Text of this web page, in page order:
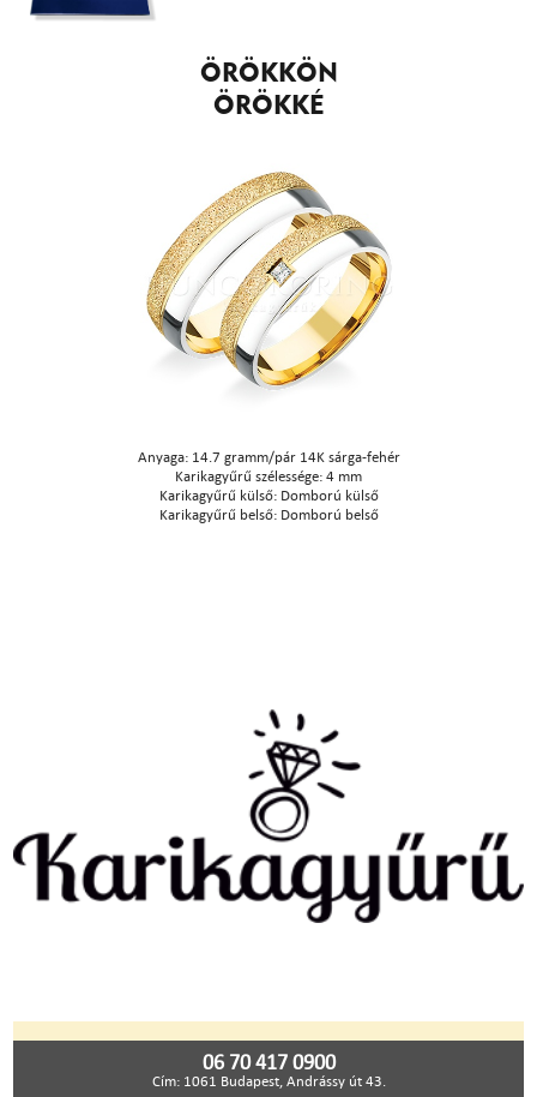
ÖRÖKKÖN
ÖRÖKKÉ
Anyaga: 14.7 gramm/pár 14K sárga-fehér
Karikagyűrű szélessége: 4 mm
Karikagyűrű külső: Domború külső
Karikagyűrű belső: Domború belső
06 70 417 0900
Cím: 1061 Budapest, Andrássy út 43.